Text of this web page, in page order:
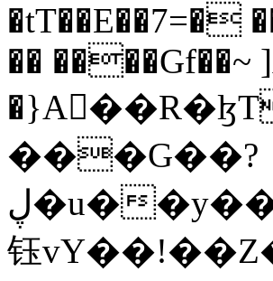
�tT��E��7=�
��
���G��?
ڸ�u��y����2o�Gc���t!W���k+(���
钰